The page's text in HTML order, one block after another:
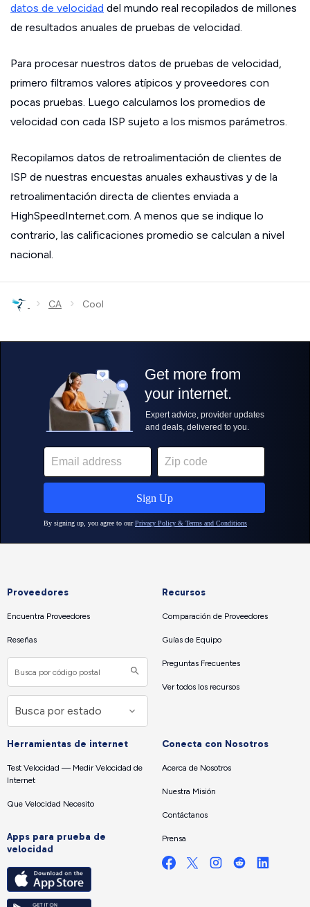
datos de velocidad del mundo real recopilados de millones
de resultados anuales de pruebas de velocidad.
Para procesar nuestros datos de pruebas de velocidad,
primero filtramos valores atípicos y proveedores con
pocas pruebas. Luego calculamos los promedios de
velocidad con cada ISP sujeto a los mismos parámetros.
Recopilamos datos de retroalimentación de clientes de
ISP de nuestras encuestas anuales exhaustivas y de la
retroalimentación directa de clientes enviada a
HighSpeedInternet.com. A menos que se indique lo
contrario, las calificaciones promedio se calculan a nivel
nacional.
› CA › Cool
Proveedores
Encuentra Proveedores
Reseñas
Recursos
Comparación de Proveedores
Guías de Equipo
Preguntas Frecuentes
Ver todos los recursos
Herramientas de internet
Test Velocidad — Medir Velocidad de
Internet
Que Velocidad Necesito
Apps para prueba de
velocidad
Conecta con Nosotros
Acerca de Nosotros
Nuestra Misión
Contáctanos
Prensa